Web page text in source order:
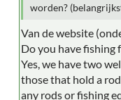
worden?
Van de website
Do you have fishing
Yes, we have two
those that hold a
any rods or fishing